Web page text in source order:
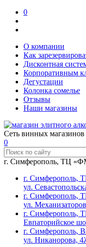
0
О компании
Как
Дисконтная
Корпоративным
Дегустации
Колонка сомелье
Отзывы
Наши магазины
Сеть винных
0
г. Симферополь, ТЦ
г. Симферополь,
ул.
г. Симферополь,
ул.
г.
Евпаторийское
г. Симферополь,
ул. Никанорова,